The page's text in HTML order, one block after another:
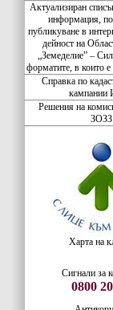
Актуализиран
информация,
публикуване в
дейност на
„Земеделие” –
форматите, в които е
Справка по
Решения на
ЗОЗЗ
Харта на
Сигнали за
0800